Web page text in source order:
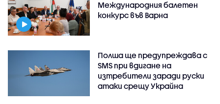
Международния балетен
конкурс във Варна
Полша ще предупреждава с
SMS при вдигане на
изтребители заради руски
атаки срещу Украйна